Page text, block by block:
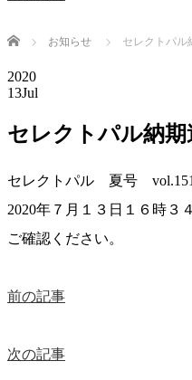
Home お知らせ セレクトパル
2020
13Jul
セレクトパル納期
セレクトパル 夏号
2020年７月１３日１６時３
ご確認ください。
前の記事
次の記事